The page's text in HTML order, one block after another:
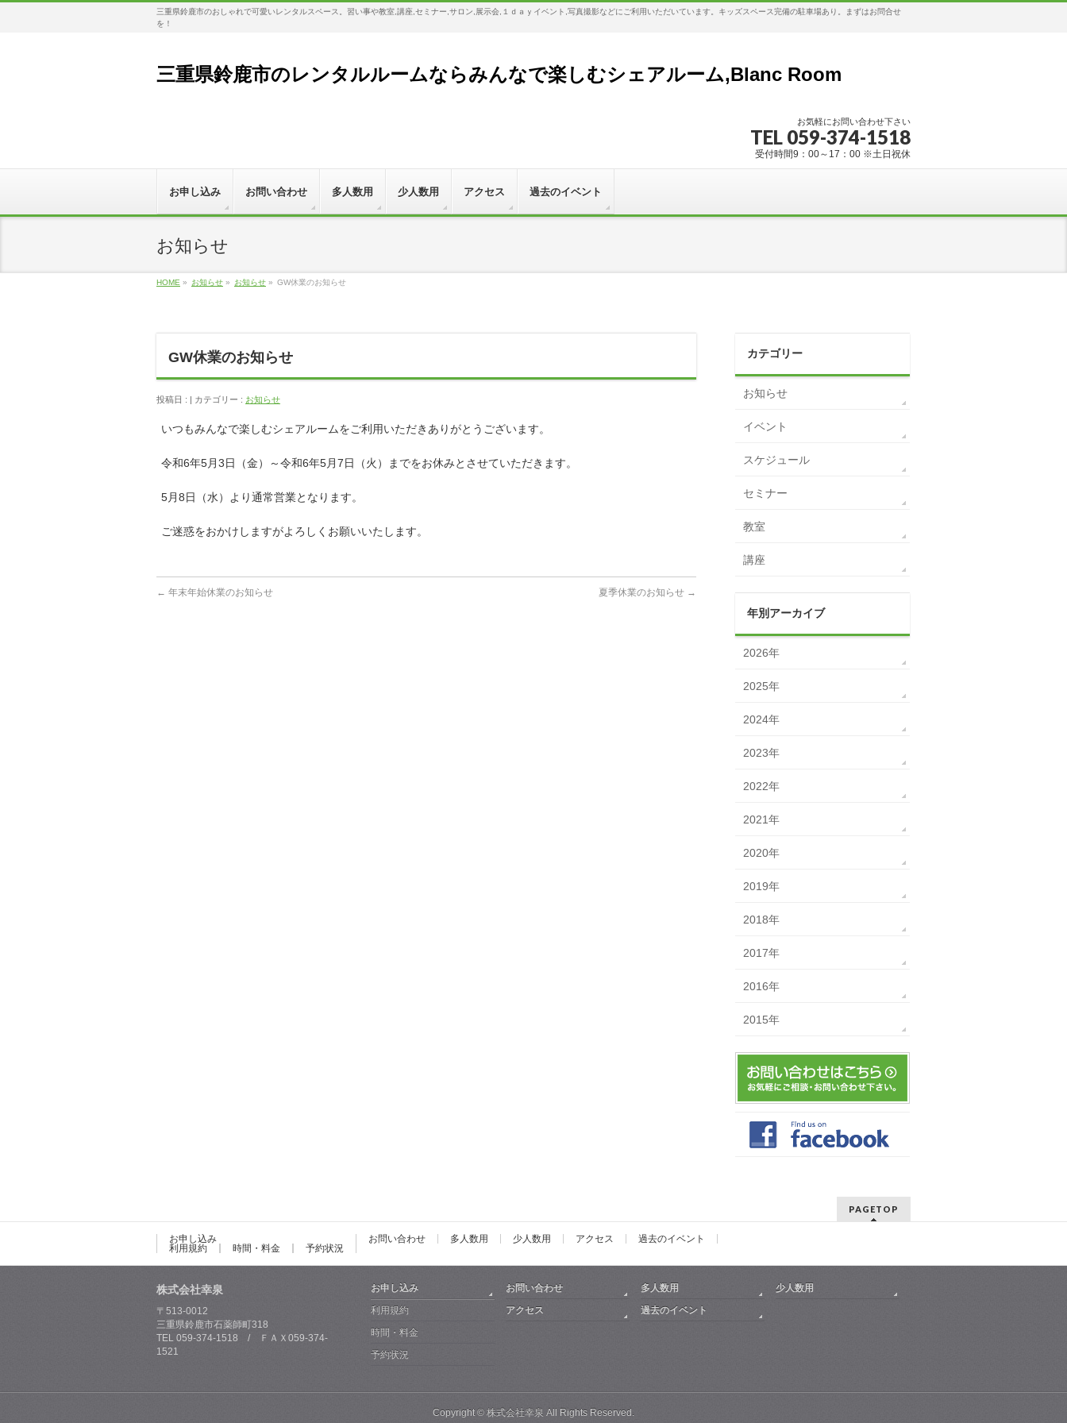
三重県鈴鹿市のおしゃれで可愛いレンタルスペース。習い事や教室,講座,セミナー,サロン,展示会,１ｄａｙイベント,写真撮影などにご利用いただいています。キッズスペース完備の駐車場あり。まずはお問合せ
を！
三重県鈴鹿市のレンタルルームならみんなで楽しむシェアルーム,Blanc Room
お気軽にお問い合わせ下さい
TEL 059-374-1518
受付時間9：00～17：00 ※土日祝休
お申し込み お問い合わせ 多人数用 少人数用 アクセス 過去のイベント
お知らせ
HOME » お知らせ » お知らせ » GW休業のお知らせ
GW休業のお知らせ
投稿日 : | カテゴリー : お知らせ
いつもみんなで楽しむシェアルームをご利用いただきありがとうございます。
令和6年5月3日（金）～令和6年5月7日（火）までをお休みとさせていただきます。
5月8日（水）より通常営業となります。
ご迷惑をおかけしますがよろしくお願いいたします。
← 年末年始休業のお知らせ 夏季休業のお知らせ →
カテゴリー
お知らせ
イベント
スケジュール
セミナー
教室
講座
年別アーカイブ
2026年
2025年
2024年
2023年
2022年
2021年
2020年
2019年
2018年
2017年
2016年
2015年
PAGETOP
お申し込み
利用規約
時間・料金 予約状況
お問い合わせ 多人数用 少人数用 アクセス 過去のイベント
株式会社幸泉
〒513-0012
三重県鈴鹿市石薬師町318
TEL 059-374-1518 / ＦＡＸ059-374-
1521
お申し込み
利用規約
時間・料金
予約状況
お問い合わせ 多人数用
少人数用
アクセス
過去のイベント
Copyright © 株式会社幸泉 All Rights Reserved.